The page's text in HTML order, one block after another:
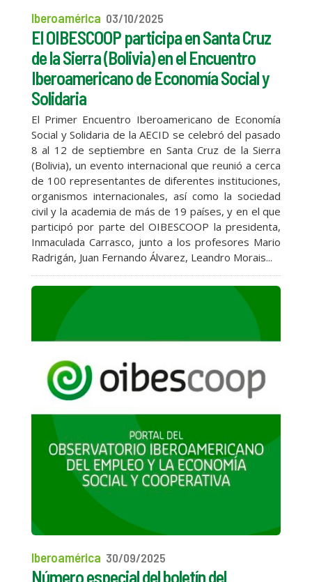
Iberoamérica 03/10/2025
El OIBESCOOP participa en Santa Cruz
de la Sierra (Bolivia) en el Encuentro
Iberoamericano de Economía Social y
Solidaria
El Primer Encuentro Iberoamericano de Economía
Social y Solidaria de la AECID se celebró del pasado
8 al 12 de septiembre en Santa Cruz de la Sierra
(Bolivia), un evento internacional que reunió a cerca
de 100 representantes de diferentes instituciones,
organismos internacionales, así como la sociedad
civil y la academia de más de 19 países, y en el que
participó por parte del OIBESCOOP la presidenta,
Inmaculada Carrasco, junto a los profesores Mario
Radrigán, Juan Fernando Álvarez, Leandro Morais...
Iberoamérica 30/09/2025
Número especial del boletín del